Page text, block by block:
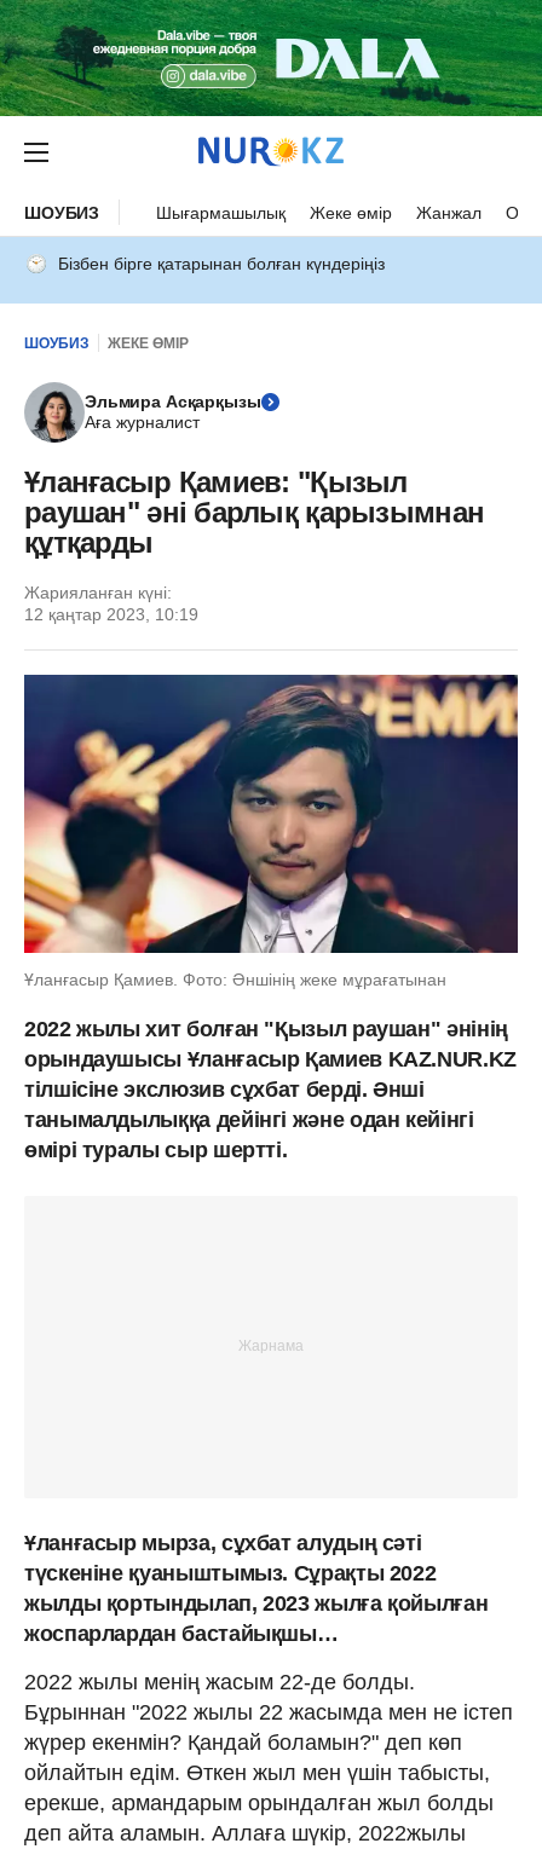
ШОУБИЗ Шығармашылық Жеке өмір Жанжал
Бізбен бірге қатарынан болған күндеріңіз
ШОУБИЗ ЖЕКЕ ӨМІР
Эльмира Асқарқызы
Аға журналист
Ұланғасыр Қамиев: "Қызыл
раушан" әні барлық қарызымнан
құтқарды
Жарияланған күні:
12 қаңтар 2023, 10:19
Ұланғасыр Қамиев. Фото: Әншінің жеке мұрағатынан
2022 жылы хит болған "Қызыл раушан" әнінің
орындаушысы Ұланғасыр Қамиев KAZ.NUR.KZ
тілшісіне экслюзив сұхбат берді. Әнші
танымалдылыққа дейінгі және одан кейінгі
өмірі туралы сыр шертті.
Ұланғасыр мырза, сұхбат алудың сәті
түскеніне қуаныштымыз. Сұрақты 2022
жылды қортындылап, 2023 жылға қойылған
жоспарлардан бастайықшы…
2022 жылы менің жасым 22-де болды.
Бұрыннан "2022 жылы 22 жасымда мен не істеп
жүрер екенмін? Қандай боламын?" деп көп
ойлайтын едім. Өткен жыл мен үшін табысты,
ерекше, армандарым орындалған жыл болды
деп айта аламын. Аллаға шүкір, 2022жылы